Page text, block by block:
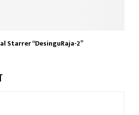
Starrer “DesinguRaja-2”